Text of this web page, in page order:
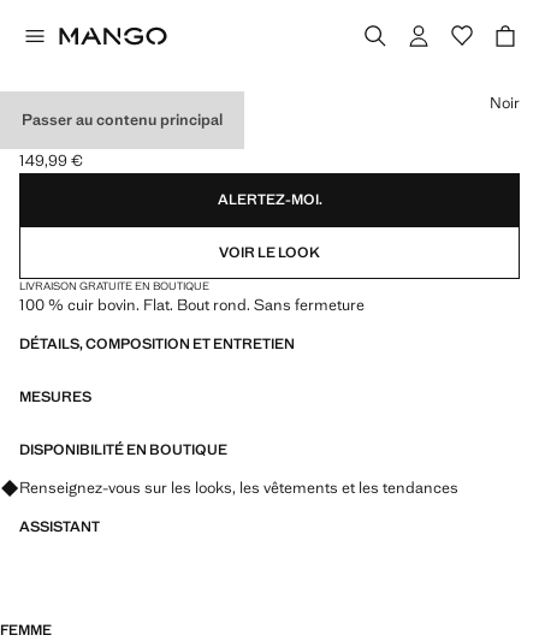
Passer au contenu principal
BOTTES CUIR BOUCLE
Prix actuel [149,99 € ]
149,99 €
Choisissez une couleur
Noir
ALERTEZ-MOI.
VOIR LE LOOK
LIVRAISON GRATUITE EN BOUTIQUE
100 % cuir bovin. Flat. Bout rond. Sans fermeture
DÉTAILS, COMPOSITION ET ENTRETIEN
MESURES
DISPONIBILITÉ EN BOUTIQUE
Renseignez-vous sur les looks, les vêtements et les tendances
ASSISTANT
FEMME